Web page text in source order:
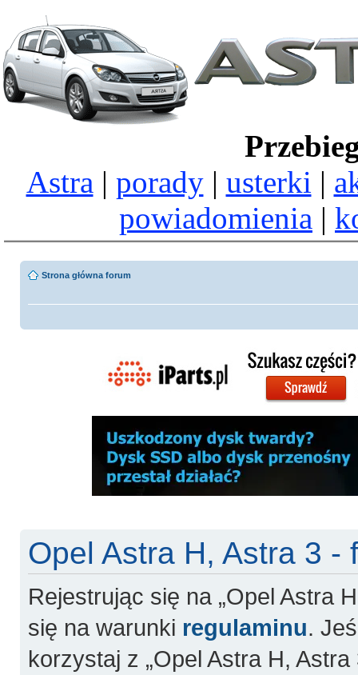
Astra | porady| usterki |
powiadomienia |
Strona główna forum
Opel Astra H, Astra 3 -
Rejestrując się na „Opel Astra
się na warunki regulaminu.
korzystaj z „Opel Astra H,